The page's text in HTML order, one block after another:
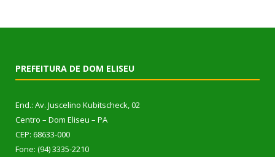
PREFEITURA DE DOM ELISEU
End.: Av. Juscelino Kubitscheck, 02
Centro – Dom Eliseu – PA
CEP: 68633-000
Fone: (94) 3335-2210